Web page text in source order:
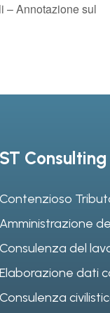
– Annotazione sul
ST Consulting
Contenzioso
Amministrazione
Consulenza del
Elaborazione dati
Consulenza